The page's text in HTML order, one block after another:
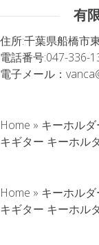
有
住所:千葉県船橋市
電話番号:047-336-
電子メール：
Home » キーホルダ
キギター キーホル
Home » キーホルダ
キギター キーホル